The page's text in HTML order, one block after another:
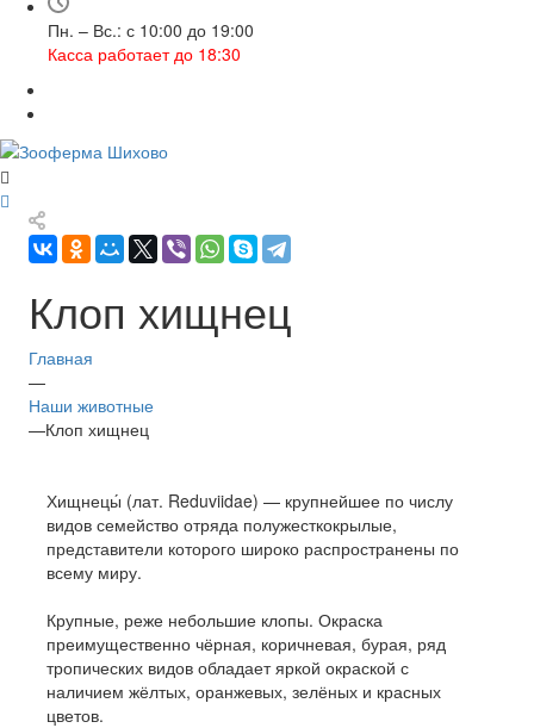
Пн. – Вс.: с 10:00 до 19:00
Касса работает до 18:30
Клоп хищнец
Главная
—
Наши животные
—Клоп хищнец
Хищнецы́ (лат. Reduviidae) — крупнейшее по числу
видов семейство отряда полужесткокрылые,
представители которого широко распространены по
всему миру.
Крупные, реже небольшие клопы. Окраска
преимущественно чёрная, коричневая, бурая, ряд
тропических видов обладает яркой окраской с
наличием жёлтых, оранжевых, зелёных и красных
цветов.